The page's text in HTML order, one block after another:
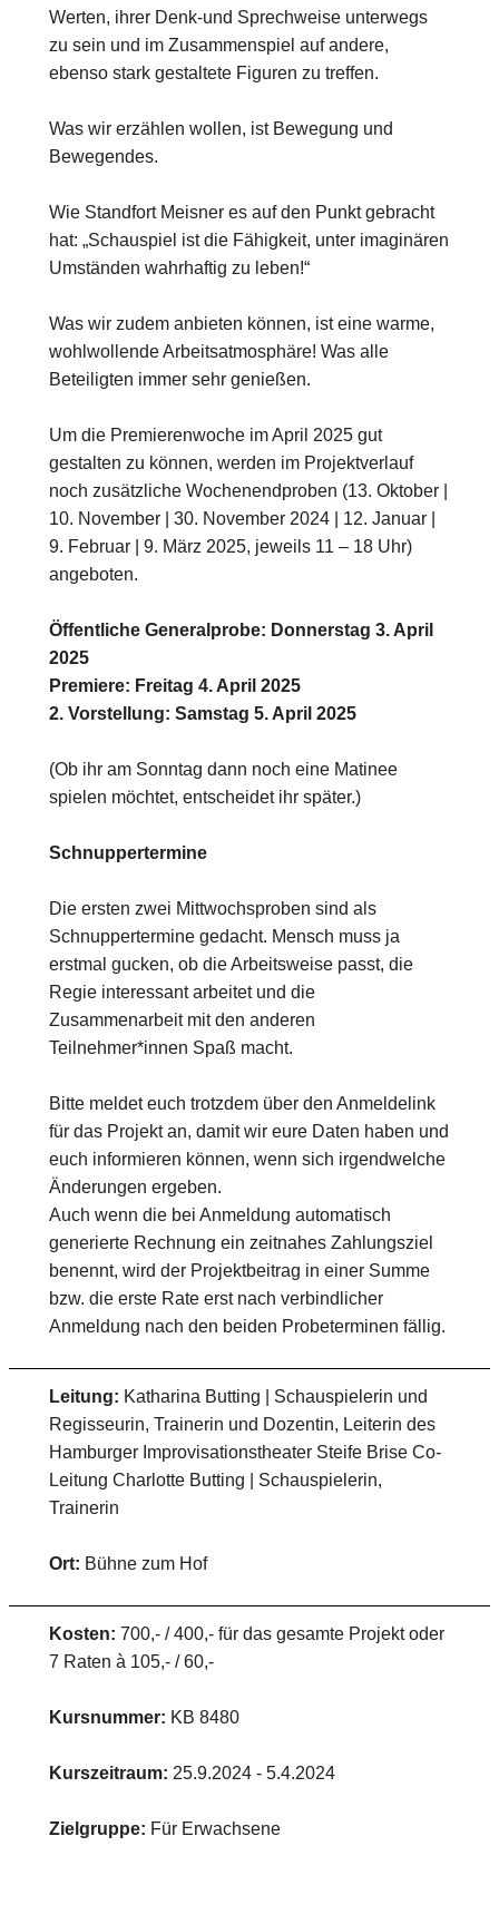
Werten, ihrer Denk-und Sprechweise unterwegs
zu sein und im Zusammenspiel auf andere,
ebenso stark gestaltete Figuren zu treffen.
Was wir erzählen wollen, ist Bewegung und
Bewegendes.
Wie Standfort Meisner es auf den Punkt gebracht
hat: „Schauspiel ist die Fähigkeit, unter imaginären
Umständen wahrhaftig zu leben!“
Was wir zudem anbieten können, ist eine warme,
wohlwollende Arbeitsatmosphäre! Was alle
Beteiligten immer sehr genießen.
Um die Premierenwoche im April 2025 gut
gestalten zu können, werden im Projektverlauf
noch zusätzliche Wochenendproben (13. Oktober |
10. November | 30. November 2024 | 12. Januar |
9. Februar | 9. März 2025, jeweils 11 – 18 Uhr)
angeboten.
Öffentliche Generalprobe: Donnerstag 3. April
2025
Premiere: Freitag 4. April 2025
2. Vorstellung: Samstag 5. April 2025
(Ob ihr am Sonntag dann noch eine Matinee
spielen möchtet, entscheidet ihr später.)
Schnuppertermine
Die ersten zwei Mittwochsproben sind als
Schnuppertermine gedacht. Mensch muss ja
erstmal gucken, ob die Arbeitsweise passt, die
Regie interessant arbeitet und die
Zusammenarbeit mit den anderen
Teilnehmer*innen Spaß macht.
Bitte meldet euch trotzdem über den Anmeldelink
für das Projekt an, damit wir eure Daten haben und
euch informieren können, wenn sich irgendwelche
Änderungen ergeben.
Auch wenn die bei Anmeldung automatisch
generierte Rechnung ein zeitnahes Zahlungsziel
benennt, wird der Projektbeitrag in einer Summe
bzw. die erste Rate erst nach verbindlicher
Anmeldung nach den beiden Probeterminen fällig.
Leitung: Katharina Butting | Schauspielerin und
Regisseurin, Trainerin und Dozentin, Leiterin des
Hamburger Improvisationstheater Steife Brise Co-
Leitung Charlotte Butting | Schauspielerin,
Trainerin
Ort: Bühne zum Hof
Kosten: 700,- / 400,- für das gesamte Projekt oder
7 Raten à 105,- / 60,-
Kursnummer: KB 8480
Kurszeitraum: 25.9.2024 - 5.4.2024
Zielgruppe: Für Erwachsene